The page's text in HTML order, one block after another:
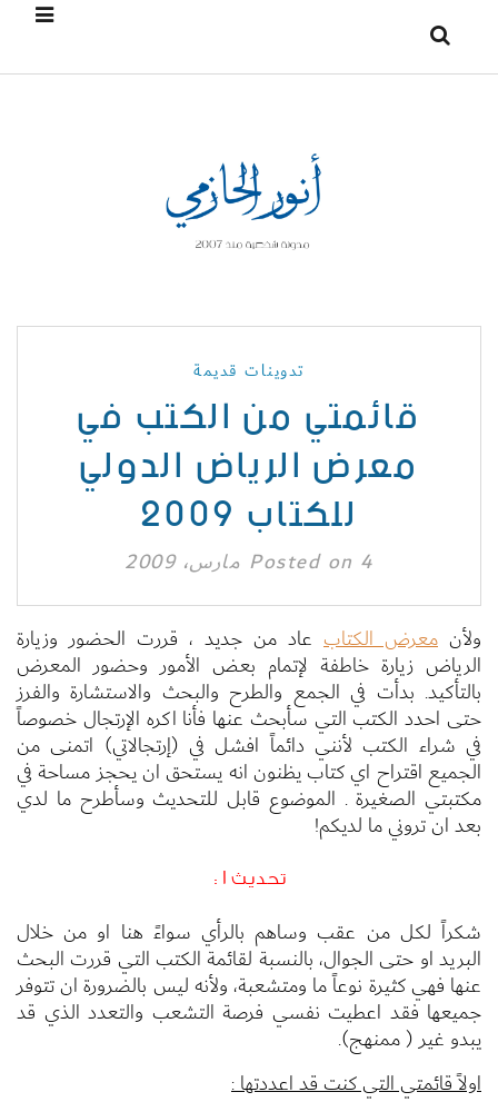
تدوينات قديمة
قائمتي من الكتب في
معرض الرياض الدولي
للكتاب 2009
Posted on 4 مارس، 2009
ولأن معرض الكتاب عاد من جديد ، قررت الحضور وزيارة
الرياض زيارة خاطفة لإتمام بعض الأمور وحضور المعرض
بالتأكيد. بدأت في الجمع والطرح والبحث والاستشارة والفرز
حتى احدد الكتب التي سأبحث عنها فأنا اكره الإرتجال خصوصاً
في شراء الكتب لأنني دائماً افشل في (إرتجالاتي) اتمنى من
الجميع اقتراح اي كتاب يظنون انه يستحق ان يحجز مساحة في
مكتبتي الصغيرة . الموضوع قابل للتحديث وسأطرح ما لدي
بعد ان تروني ما لديكم!
تحديث 1 :
شكراً لكل من عقب وساهم بالرأي سواءً هنا او من خلال
البريد او حتى الجوال، بالنسبة لقائمة الكتب التي قررت البحث
عنها فهي كثيرة نوعاً ما ومتشعبة، ولأنه ليس بالضرورة ان تتوفر
جميعها فقد اعطيت نفسي فرصة التشعب والتعدد الذي قد
يبدو غير ( ممنهج).
اولاً قائمتي التي كنت قد اعددتها :